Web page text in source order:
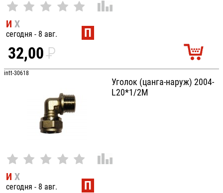
И Х
сегодня - 8 авг. П
32,00P
УБ.
intt-30618
Уголок (цанга-наруж) 2004-
L20*1/2М
И Х
сегодня - 8 авг. П